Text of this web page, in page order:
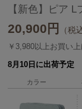
【新色】ピア
20,900 円 （税
￥3,980以上お買い
8月10日に出荷予定
カラー